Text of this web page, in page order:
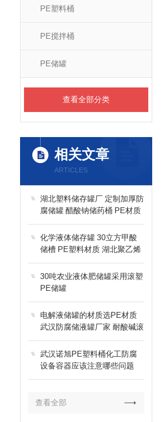
PE塑料桶
PE搅拌桶
PE储罐
查看全部分类
相关文章
ARTICLES
湖北塑料储存罐厂 定制加厚防
腐储罐 醋酸钠储药桶 PE材质
化学液体储存罐 30立方甲酸
储槽 PE塑料材质 湖北聚乙烯
储罐桶厂
30吨农业液体肥储罐采用滚塑
PE储罐
电解液储罐的材质选PE材质
武汉防腐储液罐厂家 耐酸碱滚
塑一次成型工艺
武汉诺旭PE塑料桶化工防腐
设备容器应该注意哪些问题
查看全部